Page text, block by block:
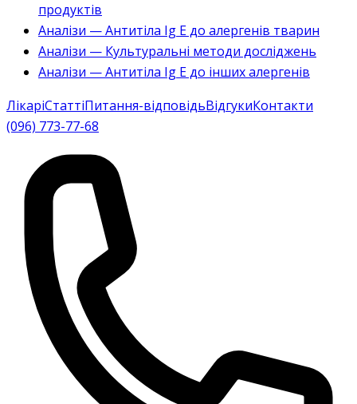
продуктів
Аналізи — Антитіла Ig E до алергенів тварин
Аналізи — Культуральні методи досліджень
Аналізи — Антитіла Ig E до інших алергенів
ЛікаріСтаттіПитання-відповідьВідгукиКонтакти
(096) 773-77-68